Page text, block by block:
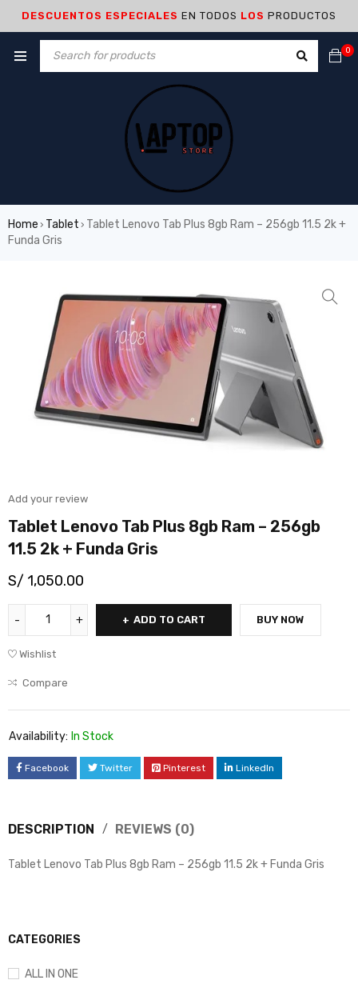
DESCUENTOS ESPECIALES EN TODOS LOS PRODUCTOS
0
Home › Tablet › Tablet Lenovo Tab Plus 8gb Ram – 256gb 11.5 2k +
Funda Gris
CATEGORIES
ALL IN ONE
Add your review
Tablet Lenovo Tab Plus 8gb Ram – 256gb
11.5 2k + Funda Gris
S/ 1,050.00
ADD TO CART BUY NOW
Wishlist
Compare
Availability: In Stock
Facebook Twitter Pinterest LinkedIn
DESCRIPTION REVIEWS (0)
Tablet Lenovo Tab Plus 8gb Ram – 256gb 11.5 2k + Funda Gris